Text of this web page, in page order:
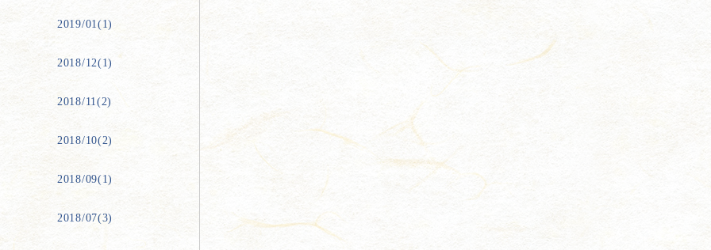
2019/01(1)
2018/12(1)
2018/11(2)
2018/10(2)
2018/09(1)
2018/07(3)